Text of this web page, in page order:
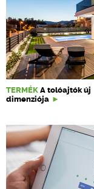
TERMÉK A tolóajtók új
dimenziója